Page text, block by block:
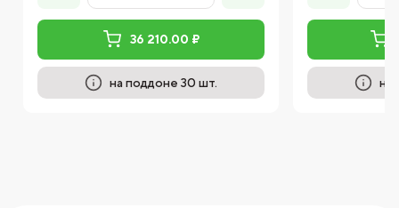
36 210.00 ₽
на поддоне 30 шт. на